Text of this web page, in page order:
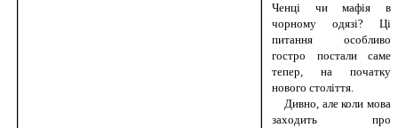
Ченці чи мафія в
чорному одязі? Ці
питання особливо
гостро постали саме
тепер, на початку
нового століття.
Дивно, але коли мова
заходить про